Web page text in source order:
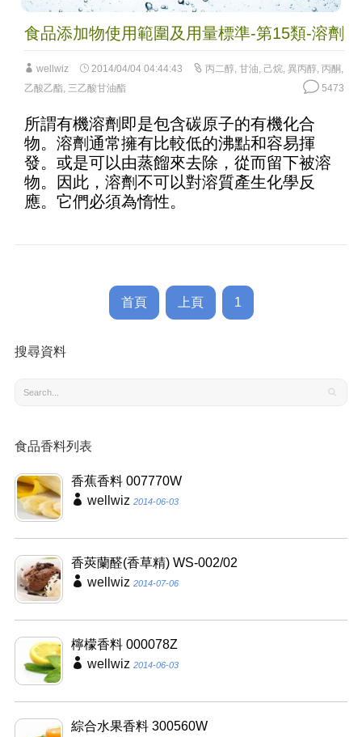
食品添加物使用範圍及用量標準-第15類-溶劑
wellwiz 2014/04/04 04:44:43 丙二醇, 甘油 己烷, 異丙醇, 丙酮
乙酸乙酯 三乙酸甘油酯 5473
所謂有機溶劑即是包含碳原子的有機化合
物。溶劑通常擁有比較低的沸點和容易揮
發。或是可以由蒸餾來去除，從而留下被溶
物。因此，溶劑不可以對溶質產生化學反
應。它們必須為惰性。
首頁 上頁 1
搜尋資料
食品香料列表
香蕉香料 007770W
wellwiz 2014-06-03
香莢蘭醛(香草精) WS-002/02
wellwiz 2014-07-06
檸檬香料 000078Z
wellwiz 2014-06-03
綜合水果香料 300560W